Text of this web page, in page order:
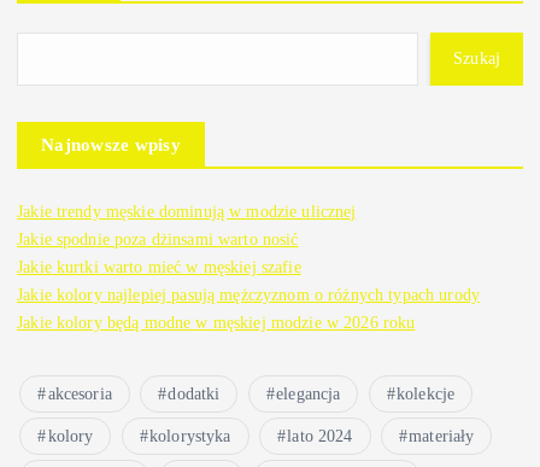
Szukaj
Najnowsze wpisy
Jakie trendy męskie dominują w modzie ulicznej
Jakie spodnie poza dżinsami warto nosić
Jakie kurtki warto mieć w męskiej szafie
Jakie kolory najlepiej pasują mężczyznom o różnych typach urody
Jakie kolory będą modne w męskiej modzie w 2026 roku
akcesoria dodatki elegancja kolekcje
kolory kolorystyka lato 2024 materiały